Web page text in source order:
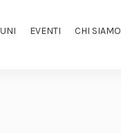
EVENTI CHI SIAMO